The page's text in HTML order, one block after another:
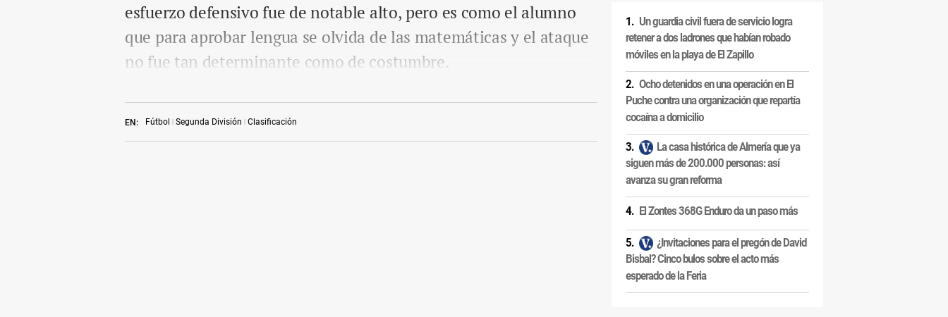
EN: Fútbol Segunda División Clasificación
esfuerzo defensivo fue de notable alto, pero es como el alumno
que para aprobar lengua se olvida de las matemáticas y el ataque
no fue tan determinante como de costumbre.
Un guardia civil fuera de servicio logra
retener a dos ladrones que habían robado
móviles en la playa de El Zapillo
Ocho detenidos en una operación en El
Puche contra una organización que repartía
cocaína a domicilio
La casa histórica de Almería que ya
siguen más de 200.000 personas: así
avanza su gran reforma
El Zontes 368G Enduro da un paso más
¿Invitaciones para el pregón de David
Bisbal? Cinco bulos sobre el acto más
esperado de la Feria